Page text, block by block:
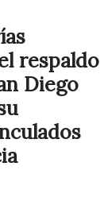
respaldo
Diego